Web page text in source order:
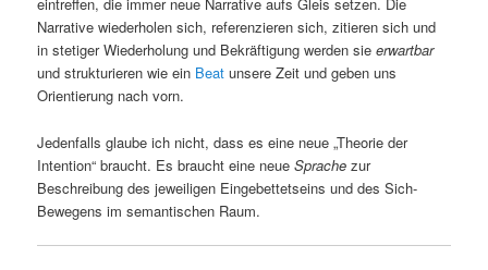
eintreffen, die immer neue Narrative aufs Gleis setzen. Die
Narrative wiederholen sich, referenzieren sich, zitieren sich und
in stetiger Wiederholung und Bekräftigung werden sieerwartbar
und strukturieren wie ein Beat unsere Zeit und geben uns
Orientierung nach vorn.
Jedenfalls glaube ich nicht, dass es eine neue „Theorie der
Intention“ braucht. Es braucht eine neueSprache zur
Beschreibung des jeweiligen Eingebettetseins und des Sich-
Bewegens im semantischen Raum.